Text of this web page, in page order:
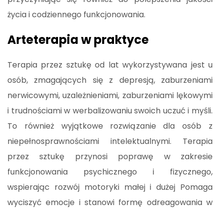
życia i codziennego funkcjonowania.
Arteterapia w praktyce
Terapia przez sztukę od lat wykorzystywana jest u
osób, zmagających się z depresją, zaburzeniami
nerwicowymi, uzależnieniami, zaburzeniami lękowymi
i trudnościami w werbalizowaniu swoich uczuć i myśli.
To również wyjątkowe rozwiązanie dla osób z
niepełnosprawnościami intelektualnymi. Terapia
przez sztukę przynosi poprawę w zakresie
funkcjonowania psychicznego i fizycznego,
wspierając rozwój motoryki małej i dużej Pomaga
wyciszyć emocje i stanowi formę odreagowania w